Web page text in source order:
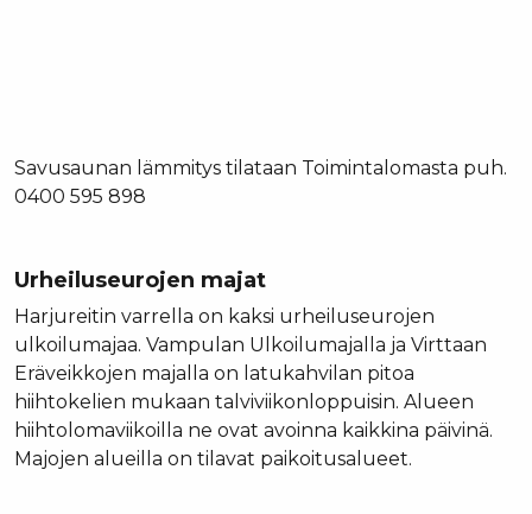
Savusaunan lämmitys tilataan Toimintalomasta puh.
0400 595 898
Urheiluseurojen majat
Harjureitin varrella on kaksi urheiluseurojen
ulkoilumajaa. Vampulan Ulkoilumajalla ja Virttaan
Eräveikkojen majalla on latukahvilan pitoa
hiihtokelien mukaan talviviikonloppuisin. Alueen
hiihtolomaviikoilla ne ovat avoinna kaikkina päivinä.
Majojen alueilla on tilavat paikoitusalueet.